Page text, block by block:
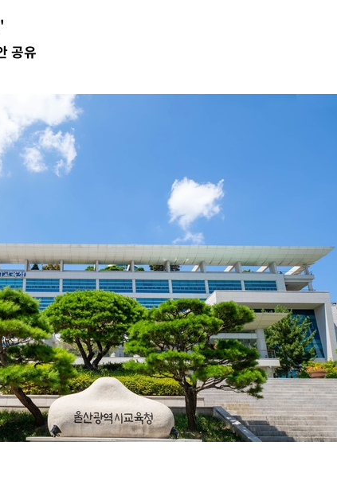
용할까
불가피"
수수색
]
격·당황'
도'
사 혐의
마감
적 포착
라하라 격파
꺾인다"
대 위협"
용할까
공유